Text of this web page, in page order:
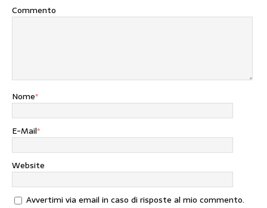
Commento
Nome*
E-Mail*
Website
Avvertimi via email in caso di risposte al mio commento.